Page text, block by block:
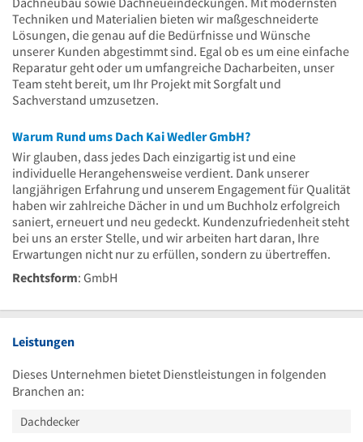
Techniken und Materialien bieten wir maßgeschneiderte
Lösungen, die genau auf die Bedürfnisse und Wünsche
unserer Kunden abgestimmt sind. Egal ob es um eine einfache
Reparatur geht oder um umfangreiche Dacharbeiten, unser
Team steht bereit, um Ihr Projekt mit Sorgfalt und
Sachverstand umzusetzen.
Warum Rund ums Dach Kai Wedler GmbH?
Wir glauben, dass jedes Dach einzigartig ist und eine
individuelle Herangehensweise verdient. Dank unserer
langjährigen Erfahrung und unserem Engagement für Qualität
haben wir zahlreiche Dächer in und um Buchholz erfolgreich
saniert, erneuert und neu gedeckt. Kundenzufriedenheit steht
bei uns an erster Stelle, und wir arbeiten hart daran, Ihre
Erwartungen nicht nur zu erfüllen, sondern zu übertreffen.
Rechtsform: GmbH
Leistungen
Dieses Unternehmen bietet Dienstleistungen in folgenden
Branchen an:
Dachdecker